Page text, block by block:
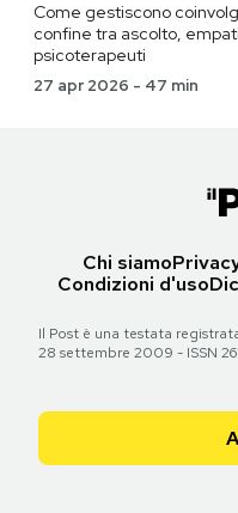
Come gestiscono
confine tra ascolto,
psicoterapeuti
27 apr 2026 - 47 min
Chi siamo
Condizioni d'uso
Il Post è una testata
28 settembre 2009 - ISSN